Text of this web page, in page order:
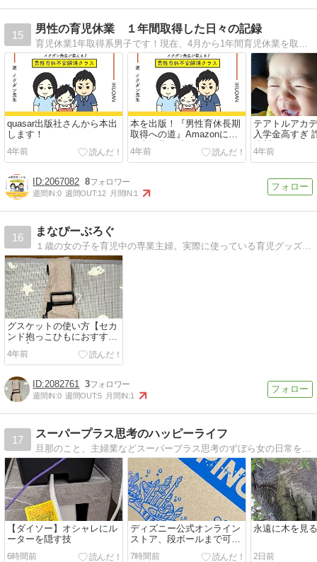
15
男性の育児休業 １年間取得した日々の記録
quasar出版社さんから本出
します！
4年前
本を出版！『男性育休長期
取得への道』Amazonにて
発売！夢が叶いました！
4年前
テアトルアカ
入学金高すぎ
決断どうする
4年前
2067082 8
週間IN:0 週間OUT:12 月間IN:1
16
まなぴーぶろぐ
１歳の女の子を育児中の専業主婦。実際に使っている育児グッズなどを紹介します。
グスケットの使い方【セカ
ンド抱っこひもにおすす
め！】
4年前
2082761 3
週間IN:0 週間OUT:5 月間IN:1
17
スーパープラス思考のハッピーライフ
【ダイソー】オシャレにル
ーターを隠す技
6時間前
ディズニー公式オンライン
ストア、段ボールまで可愛
い♡
7時間前
永遠に木を見
2日前